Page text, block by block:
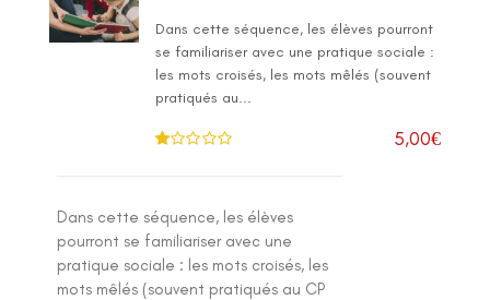
Dans cette séquence, les élèves pourront
se familiariser avec une pratique sociale :
les mots croisés, les mots mêlés (souvent
pratiqués au...
.0
0
su
5,00€
Dans cette séquence, les élèves
pourront se familiariser avec une
pratique sociale : les mots croisés, les
mots mêlés (souvent pratiqués au CP